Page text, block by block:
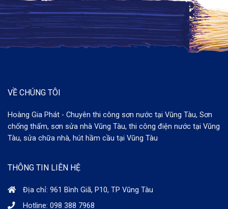
VỀ CHÚNG TÔI
Hoàng Gia Phát - Chuyên thi công sơn nước tại Vũng Tàu, Sơn
chống thấm, sơn sửa nhà Vũng Tàu, thi công điện nước tại Vũng
Tàu, sửa chữa nhà, hút hầm cầu tại Vũng Tàu
THÔNG TIN LIÊN HỆ
Địa chỉ: 961 Bình Giã, P10, TP Vũng Tàu
Hotline: 098 388 7968